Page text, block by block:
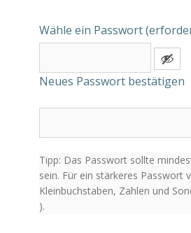
Wähle ein Passwort
Neues Passwort bestätigen
Tipp: Das Passwort sollte
sein. Für ein stärkeres Passwort
Kleinbuchstaben, Zahlen und
).